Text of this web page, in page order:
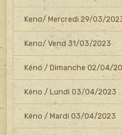
Keno/ Mercredi 29/03/
Keno/ Vend 31/03/2023
Kéno / Dimanche 02/04/
Kéno / Lundi 03/04/2023
Kéno / Mardi 03/04/2023